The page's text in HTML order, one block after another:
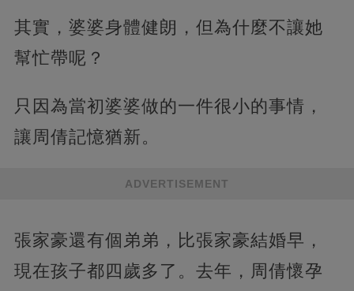
其實，婆婆身體健朗，但為什麼不讓她
幫忙帶呢？
只因為當初婆婆做的一件很小的事情，
讓周倩記憶猶新。
ADVERTISEMENT
張家豪還有個弟弟，比張家豪結婚早，
現在孩子都四歲多了。去年，周倩懷孕